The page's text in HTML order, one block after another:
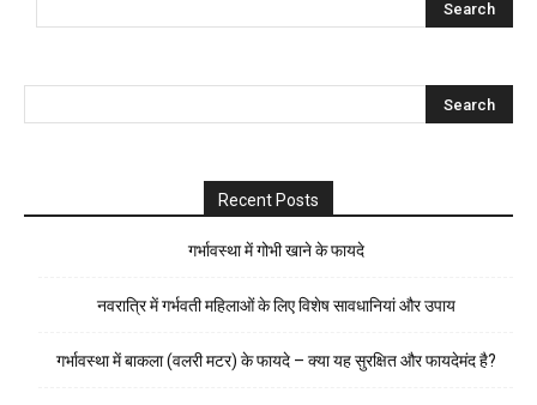
Recent Posts
गर्भावस्था में गोभी खाने के फायदे
नवरात्रि में गर्भवती महिलाओं के लिए विशेष सावधानियां और उपाय
गर्भावस्था में बाकला (वलरी मटर) के फायदे – क्या यह सुरक्षित और फायदेमंद है?